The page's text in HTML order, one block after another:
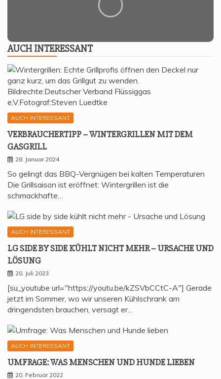
AUCH INTER­ES­SANT
AUCH INTERESSANT
VER­BRAU­CHER­TIPP – WIN­TER­GRIL­LEN MIT DEM
GASGRILL
28. Januar 2024
So gelingt das BBQ-Vergnügen bei kalten Temperaturen
Die Grillsaison ist eröffnet: Wintergrillen ist die
schmackhafte…
AUCH INTERESSANT
LG SIDE BY SIDE KÜHLT NICHT MEHR – URSA­CHE UND
LÖSUNG
20. Juli 2023
[su_youtube url="https://youtu.be/kZSVbCCtC-A"] Gerade
jetzt im Sommer, wo wir unseren Kühlschrank am
dringendsten brauchen, versagt er…
AUCH INTERESSANT
UMFRA­GE: WAS MEN­SCHEN UND HUN­DE LIEBEN
20. Februar 2022